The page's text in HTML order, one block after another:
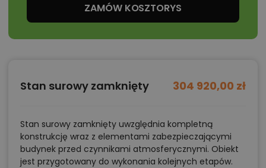
ZAMÓW KOSZTORYS
Stan surowy zamknięty 304 920,00 zł
Stan surowy zamknięty uwzględnia kompletną
konstrukcję wraz z elementami zabezpieczającymi
budynek przed czynnikami atmosferycznymi. Obiekt
jest przygotowany do wykonania kolejnych etapów.